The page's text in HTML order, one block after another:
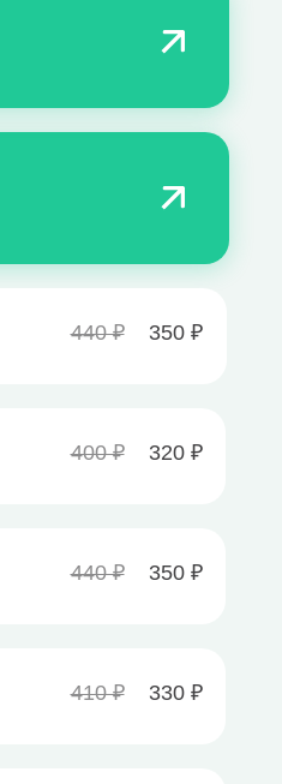
410 ₽
440 ₽
400 ₽
440 ₽ 350 ₽
320 ₽
350 ₽
330 ₽